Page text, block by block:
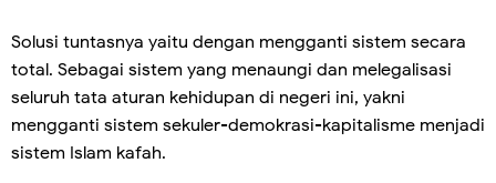
Solusi tuntasnya yaitu dengan mengganti sistem secara
total. Sebagai sistem yang menaungi dan melegalisasi
seluruh tata aturan kehidupan di negeri ini, yakni
mengganti sistem sekuler-demokrasi-kapitalisme menjadi
sistem Islam kafah.